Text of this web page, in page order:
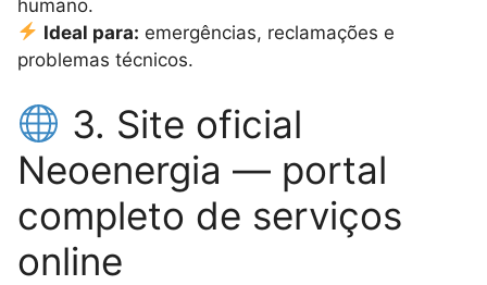
humano.
Ideal para: emergências, reclamações e
problemas técnicos.
3. Site oficial
Neoenergia — portal
completo de serviços
online